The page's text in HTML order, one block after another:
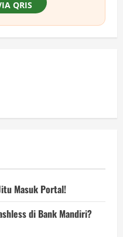
QRIS
Masuk Portal!
di Bank Mandiri?